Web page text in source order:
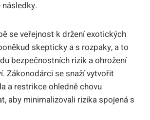
se veřejnost k držení exotických
skepticky a s rozpaky, a to
bezpečnostních rizik a ohrožení
Zákonodárci se snaží vytvořit
a restrikce ohledně chovu
aby minimalizovali rizika spojená s